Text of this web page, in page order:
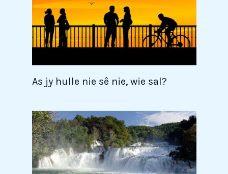
As jy hulle nie sê nie, wie sal?